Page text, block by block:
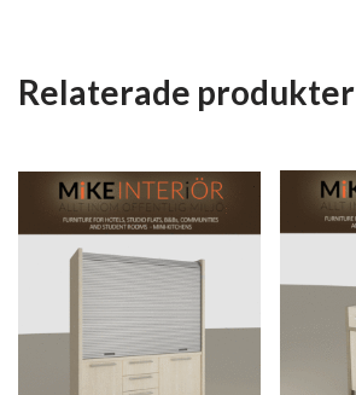
Relaterade produkter